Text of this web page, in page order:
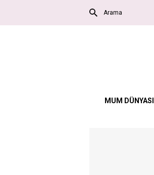
MUM DÜNYASI